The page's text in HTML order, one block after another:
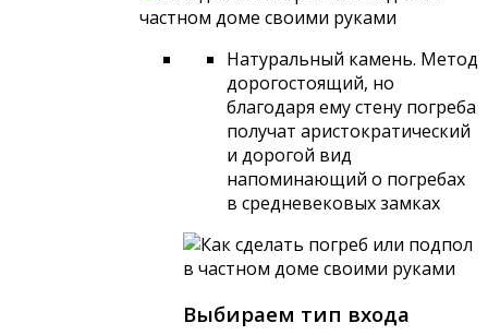
Натуральный камень. Метод
дорогостоящий, но
благодаря ему стену погреба
получат аристократический
и дорогой вид
напоминающий о погребах
в средневековых замках
Выбираем тип входа